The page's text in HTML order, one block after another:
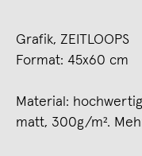
Grafik, ZEITLOOPS
Format: 45x60 cm
Material:
matt, 300g/m².